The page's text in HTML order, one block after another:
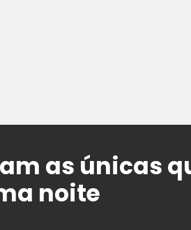
as únicas
noite